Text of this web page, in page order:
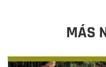
MÁS